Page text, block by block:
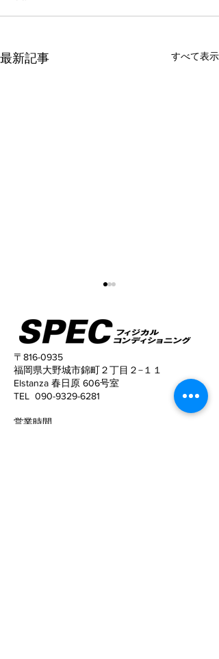
最新記事 すべて表示
姿勢がこんなに変わる！
〒816-0935
福岡県大野城市錦町２丁目２−１１
Elstanza 春日原 606号室
TEL 090-9329-6281
​営業時間